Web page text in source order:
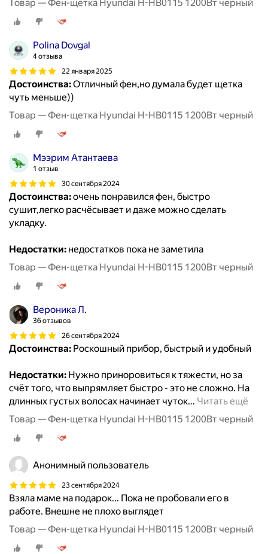
Товар — Фен-щетка Hyundai H-HB0115 1200Вт черный
Polina Dovgal
4 отзыва
22 января 2025
Достоинства:Отличный фен,но думала будет щетка
чуть меньше))
Товар — Фен-щетка Hyundai H-HB0115 1200Вт черный
Мээрим Атантаева
1 отзыв
30 сентября 2024
Достоинства:очень понравился фен, быстро
сушит,легко расчёсывает и даже можно сделать
укладку.
Недостатки: недостатков пока не заметила
Товар — Фен-щетка Hyundai H-HB0115 1200Вт черный
Вероника Л.
36 отзывов
26 сентября 2024
Достоинства: Роскошный прибор, быстрый и удобный
Недостатки: Нужно приноровиться к тяжести, но за
счёт того, что выпрямляет быстро - это не сложно. На
длинных густых волосах начинает чуток… Читать ещё
Товар — Фен-щетка Hyundai H-HB0115 1200Вт черный
Анонимный пользователь
23 сентября 2024
Взяла маме на подарок... Пока не пробовали его в
работе. Внешне не плохо выглядет
Товар — Фен-щетка Hyundai H-HB0115 1200Вт черный